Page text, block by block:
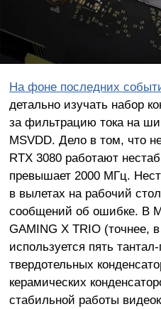
На фоне последних
детально изучать набор
за фильтрацию тока на
MSVDD. Дело в том, что
RTX 3080 работают
превышает 2000 МГц.
в вылетах на рабочий
сообщений об ошибке. В
GAMING X TRIO (точнее,
используется пять
твердотельных
керамических
стабильной работы